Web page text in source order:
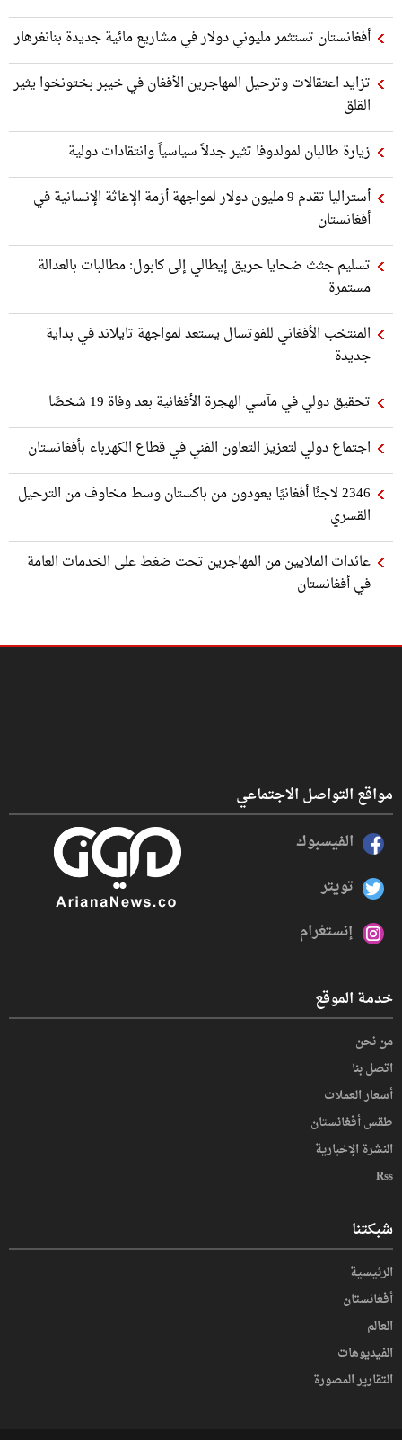
أفغانستان تستثمر مليوني دولار في مشاريع مائية جديدة بنانغرهار
تزايد اعتقالات وترحيل المهاجرين الأفغان في خيبر بختونخوا يثير
القلق
زيارة طالبان لمولدوفا تثير جدلاً سياسياً وانتقادات دولية
أستراليا تقدم 9 مليون دولار لمواجهة أزمة الإغاثة الإنسانية في
أفغانستان
تسليم جثث ضحايا حريق إيطالي إلى كابول: مطالبات بالعدالة
مستمرة
المنتخب الأفغاني للفوتسال يستعد لمواجهة تايلاند في بداية
جديدة
تحقيق دولي في مآسي الهجرة الأفغانية بعد وفاة 19 شخصًا
اجتماع دولي لتعزيز التعاون الفني في قطاع الكهرباء بأفغانستان
2346 لاجئًا أفغانيًا يعودون من باكستان وسط مخاوف من الترحيل
القسري
عائدات الملايين من المهاجرين تحت ضغط على الخدمات العامة
في أفغانستان
مواقع التواصل الاجتماعي
الفيسبوك
تويتر
إنستغرام
خدمة الموقع
من نحن
اتصل بنا
أسعار العملات
طقس أفغانستان
النشرة الإخبارية
Rss
شبكتنا
الرئيسية
أفغانستان
العالم
الفیدیوهات
التقاریر المصورة